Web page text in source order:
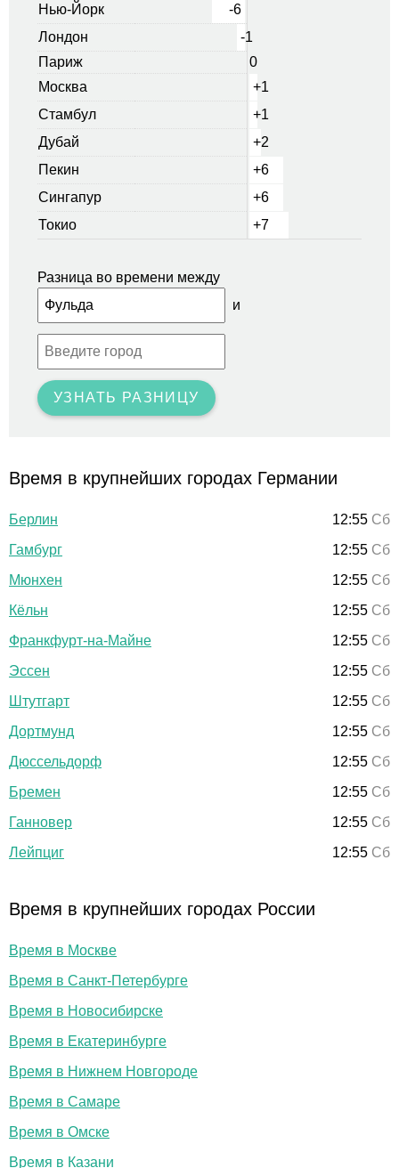
Нью-Йорк
-6
Лондон
-1
Париж
0
Москва
+1
Стамбул
+1
Дубай
+2
Пекин
+6
Сингапур
+6
Токио
+7
Разница во времени между
и
УЗНАТЬ РАЗНИЦУ
Время в крупнейших городах Германии
Берлин 12:55 Сб
Гамбург
12:55 Сб
Мюнхен
12:55 Сб
Кёльн
12:55 Сб
Франкфурт-на-Майне
12:55 Сб
Эссен
12:55 Сб
Штутгарт
12:55 Сб
Дортмунд
12:55 Сб
Дюссельдорф
12:55 Сб
Бремен
12:55 Сб
Ганновер
12:55 Сб
Лейпциг
12:55 Сб
Время в крупнейших городах России
Время в Москве
Время в Санкт-Петербурге
Время в Новосибирске
Время в Екатеринбурге
Время в Нижнем Новгороде
Время в Самаре
Время в Омске
Время в Казани